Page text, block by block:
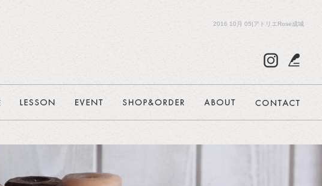
2016 10月 05|アトリエRose成城